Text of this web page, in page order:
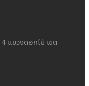
แขวงดอกไม้ เขต